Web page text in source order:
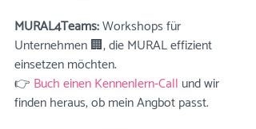
MURAL4Teams: Workshops für
Unternehmen 🏢, die MURAL effizient
einsetzen möchten.
👉 Buch einen Kennenlern-Call und wir
finden heraus, ob mein Angbot passt.